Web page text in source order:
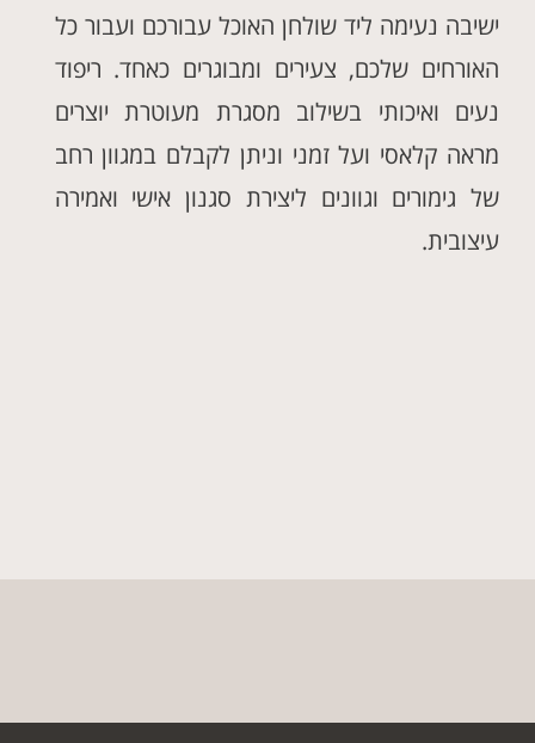
ישיבה נעימה ליד שולחן האוכל עבורכם ועבור כל
האורחים שלכם, צעירים ומבוגרים כאחד. ריפוד
נעים ואיכותי בשילוב מסגרת מעוטרת יוצרים
מראה קלאסי ועל זמני וניתן לקבלם במגוון רחב
של גימורים וגוונים ליצירת סגנון אישי ואמירה
עיצובית.